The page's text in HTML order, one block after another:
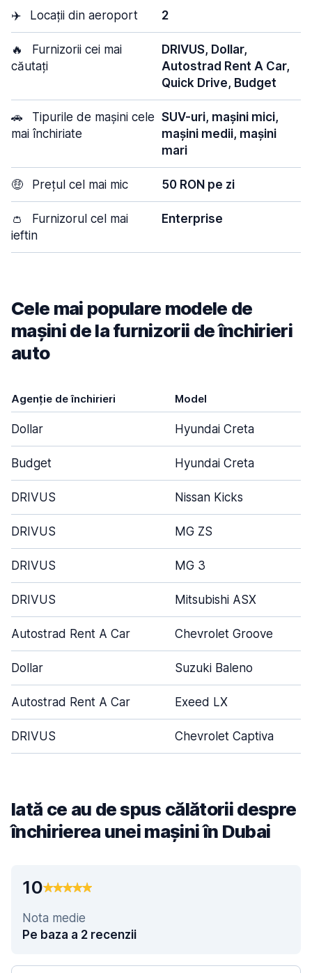
✈️ Locații din aeroport 2
🔥
Furnizorii cei mai
căutați
DRIVUS, Dollar,
Autostrad Rent A Car,
Quick Drive, Budget
🚗
Tipurile de mașini cele
mai închiriate
SUV-uri, mașini mici,
mașini medii, mașini
mari
🤑 Prețul cel mai mic 50 RON pe zi
👛
Furnizorul cel mai
ieftin
Enterprise
Cele mai populare modele de
mașini de la furnizorii de închirieri
auto
Agenție de închirieri Model
Dollar Hyundai Creta
Budget Hyundai Creta
DRIVUS Nissan Kicks
DRIVUS MG ZS
DRIVUS MG 3
DRIVUS Mitsubishi ASX
Autostrad Rent A Car Chevrolet Groove
Dollar Suzuki Baleno
Autostrad Rent A Car Exeed LX
DRIVUS Chevrolet Captiva
Iată ce au de spus călătorii despre
închirierea unei mașini în Dubai
10
Nota medie
Pe baza a 2 recenzii